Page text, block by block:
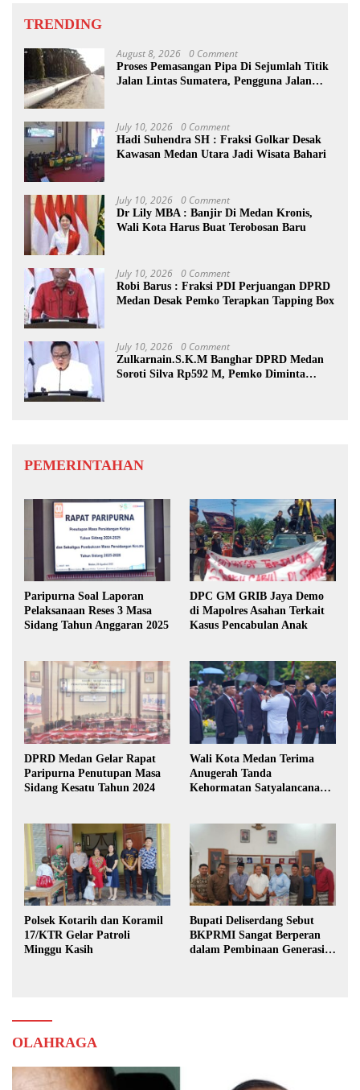
TRENDING
August 8, 2026 0 Comment
Proses Pemasangan Pipa Di Sejumlah Titik
Jalan Lintas Sumatera, Pengguna Jalan
July 10, 2026 0 Comment
Hadi Suhendra SH : Fraksi Golkar Desak
Kawasan Medan Utara Jadi Wisata Bahari
July 10, 2026 0 Comment
Dr Lily MBA : Banjir Di Medan Kronis,
Wali Kota Harus Buat Terobosan Baru
July 10, 2026 0 Comment
Robi Barus : Fraksi PDI Perjuangan DPRD
Medan Desak Pemko Terapkan Tapping Box
July 10, 2026 0 Comment
Zulkarnain.S.K.M Banghar DPRD Medan
Soroti Silva Rp592 M, Pemko Diminta
PEMERINTAHAN
Paripurna Soal Laporan
Pelaksanaan Reses 3 Masa
Sidang Tahun Anggaran 2025
DPC GM GRIB Jaya Demo
di Mapolres Asahan Terkait
Kasus Pencabulan Anak
DPRD Medan Gelar Rapat
Paripurna Penutupan Masa
Sidang Kesatu Tahun 2024
Wali Kota Medan Terima
Anugerah Tanda
Kehormatan Satyalancana
Polsek Kotarih dan Koramil
17/KTR Gelar Patroli
Minggu Kasih
Bupati Deliserdang Sebut
BKPRMI Sangat Berperan
dalam Pembinaan Generasi
OLAHRAGA